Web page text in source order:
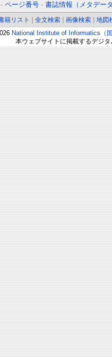
-ページ番号 -書誌情報（メタデー
籍リスト 全文検索 画像検索
地図
National Institute of Informatics（
本ウェブサイトに掲載するデジ